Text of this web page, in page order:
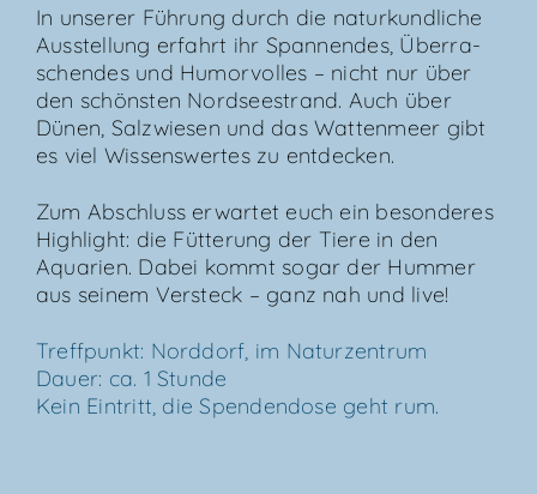
In unse­rer Füh­rung durch die natur­kund­li­che
Aus­stel­lung erfahrt ihr Span­nen­des, Über­ra­
schen­des und Humor­vol­les – nicht nur über
den schöns­ten Nord­see­strand. Auch über
Dünen, Salz­wie­sen und das Wat­ten­meer gibt
es viel Wis­sens­wer­tes zu entdecken.
Zum Abschluss erwar­tet euch ein beson­de­res
High­light: die Füt­te­rung der Tie­re in den
Aqua­ri­en. Dabei kommt sogar der Hum­mer
aus sei­nem Ver­steck – ganz nah und live!
Treff­punkt: Nord­dorf, im Natur­zen­trum
Dau­er: ca. 1 Stun­de
Kein Ein­tritt, die Spen­den­do­se geht rum.